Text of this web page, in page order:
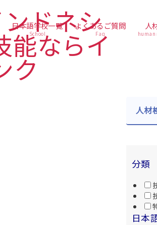
日本語学校一覧
School
よくあるご質問
Faq
人
human
人材
分類
日本